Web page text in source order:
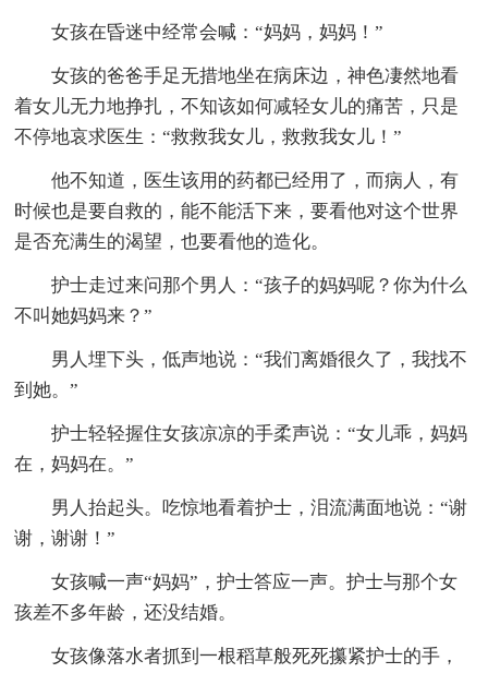
女孩在昏迷中经常会喊：“妈妈，妈妈！”
女孩的爸爸手足无措地坐在病床边，神色凄然地看
着女儿无力地挣扎，不知该如何减轻女儿的痛苦，只是
不停地哀求医生：“救救我女儿，救救我女儿！”
他不知道，医生该用的药都已经用了，而病人，有
时候也是要自救的，能不能活下来，要看他对这个世界
是否充满生的渴望，也要看他的造化。
护士走过来问那个男人：“孩子的妈妈呢？你为什么
不叫她妈妈来？”
男人埋下头，低声地说：“我们离婚很久了，我找不
到她。”
护士轻轻握住女孩凉凉的手柔声说：“女儿乖，妈妈
在，妈妈在。”
男人抬起头。吃惊地看着护士，泪流满面地说：“谢
谢，谢谢！”
女孩喊一声“妈妈”，护士答应一声。护士与那个女
孩差不多年龄，还没结婚。
女孩像落水者抓到一根稻草般死死攥紧护士的手，